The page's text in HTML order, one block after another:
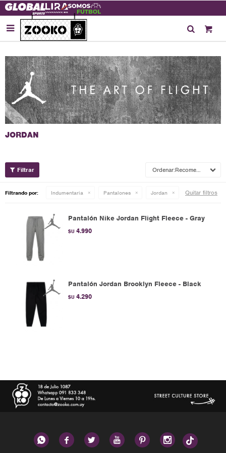

Recomendados
Filtrando por: Indumentaria Pantalones Jordan Quitar filtros
Pantalón Nike Jordan Flight Fleece - Gray
$U 4.990
Pantalón Jordan Brooklyn Fleece - Black
$U 4.290
     